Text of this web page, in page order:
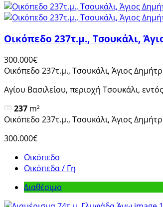
Οικόπεδο 237τ.μ., Τσουκάλι,
300.000€
Οικόπεδο 237τ.μ., Τσουκάλι, Άγιος
Αγίου Βασιλείου, περιοχή Τσουκάλι,
237 m²
Οικόπεδο 237τ.μ., Τσουκάλι, Άγιος
300.000€
Οικόπεδο
Οικόπεδα / Γη
Διαθέσιμο